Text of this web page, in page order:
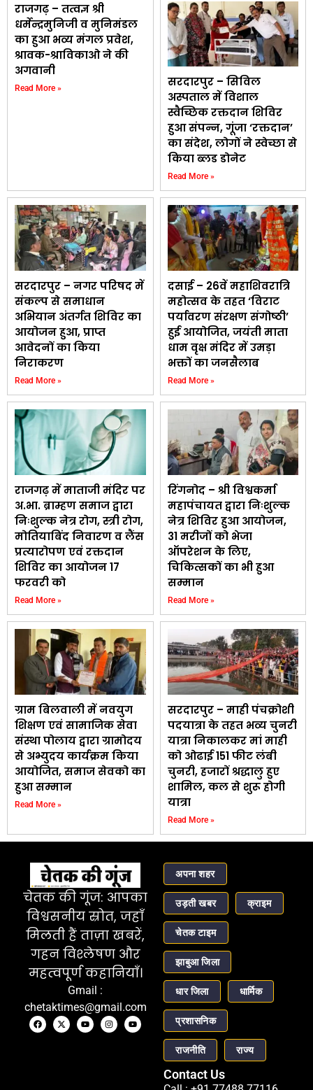
राजगढ़ – तत्वज्ञ श्री
धर्मेन्द्रमुनिजी व मुनिमंडल
का हुआ भव्य मंगल प्रवेश,
श्रावक-श्राविकाओ ने की
अगवानी
Read More »
सरदारपुर – सिविल
अस्पताल में विशाल
स्वैच्छिक रक्तदान शिविर
हुआ संपन्न, गूंजा ‘रक्तदान’
का संदेश, लोगों ने स्वेच्छा से
किया ब्लड डोनेट
Read More »
सरदारपुर – नगर परिषद में
संकल्प से समाधान
अभियान अंतर्गत शिविर का
आयोजन हुआ, प्राप्त
आवेदनों का किया
निराकरण
Read More »
दसाई – 26वें महाशिवरात्रि
महोत्सव के तहत ‘विराट
पर्यावरण संरक्षण संगोष्ठी’
हुई आयोजित, जयंती माता
धाम वृक्ष मंदिर में उमड़ा
भक्तों का जनसैलाब
Read More »
राजगढ़ में माताजी मंदिर पर
अ.भा. ब्राम्हण समाज द्वारा
निःशुल्क नेत्र रोग, स्त्री रोग,
मोतियाबिंद निवारण व लैंस
प्रत्यारोपण एवं रक्तदान
शिविर का आयोजन 17
फरवरी को
Read More »
रिंगनोद – श्री विश्वकर्मा
महापंचायत द्वारा निःशुल्क
नेत्र शिविर हुआ आयोजन,
31 मरीजों को भेजा
ऑपरेशन के लिए,
चिकित्सकों का भी हुआ
सम्मान
Read More »
ग्राम बिलवाली में नवयुग
शिक्षण एवं सामाजिक सेवा
संस्था पोलाय द्वारा ग्रामोदय
से अभ्युदय कार्यक्रम किया
आयोजित, समाज सेवको का
हुआ सम्मान
Read More »
सरदारपुर – माही पंचक्रोशी
पदयात्रा के तहत भव्य चुनरी
यात्रा निकालकर मां माही
को ओढाई 151 फीट लंबी
चुनरी, हजारों श्रद्धालु हुए
शामिल, कल से शुरू होगी
यात्रा
Read More »
चेतक की गूंज: आपका
विश्वसनीय स्रोत, जहाँ
मिलती हैं ताज़ा खबरें,
गहन विश्लेषण और
महत्वपूर्ण कहानियाँ।
Gmail :
chetaktimes@gmail.com
अपना शहर
उड़ती खबर क्राइम
चेतक टाइम
झाबुआ जिला
धार जिला धार्मिक
प्रशासनिक
राजनीति राज्य
Contact Us